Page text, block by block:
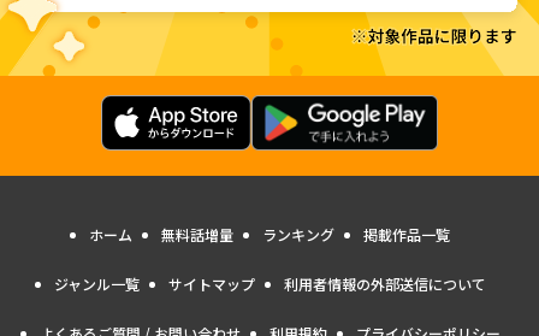
ホーム 無料話増量 ランキング 掲載作品一覧
ジャンル一覧 サイトマップ 利用者情報の外部送信について